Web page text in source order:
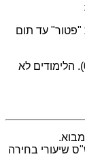
"פטור" עד תום
איטלקית, צרפתית או גרמנית (מסגרת 011). הלימודים לא
בקורס זה יהיו פטורים מ - 4 ש"ס שיעורי בחירה